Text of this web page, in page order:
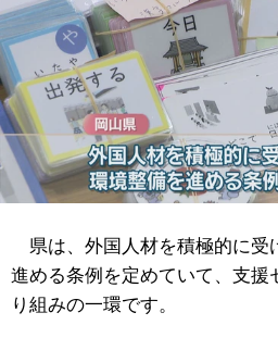
県は、外国人材を積極的に受
進める条例を定めていて、支援
り組みの一環です。